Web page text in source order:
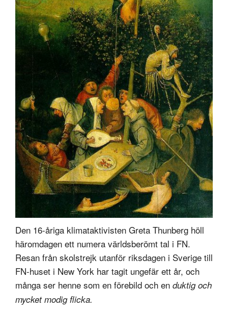
Den 16-åriga klimataktivisten Greta Thunberg höll
häromdagen ett numera världsberömt tal i FN.
Resan från skolstrejk utanför riksdagen i Sverige till
FN-huset i New York har tagit ungefär ett år, och
många ser henne som en förebild och en duktig och
mycket modig flicka.